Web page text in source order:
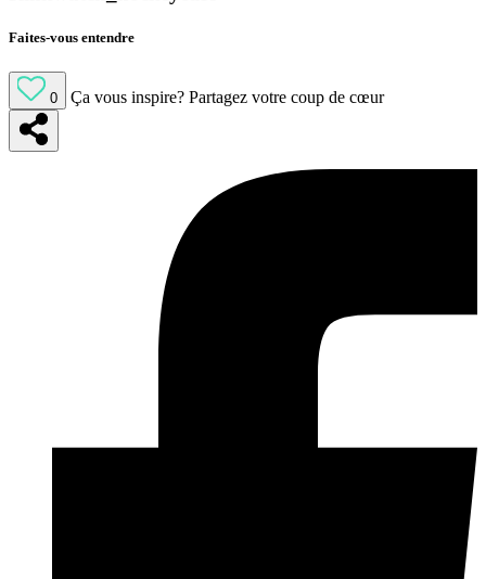
Faites-vous entendre
0 Ça vous inspire? Partagez votre coup de cœur